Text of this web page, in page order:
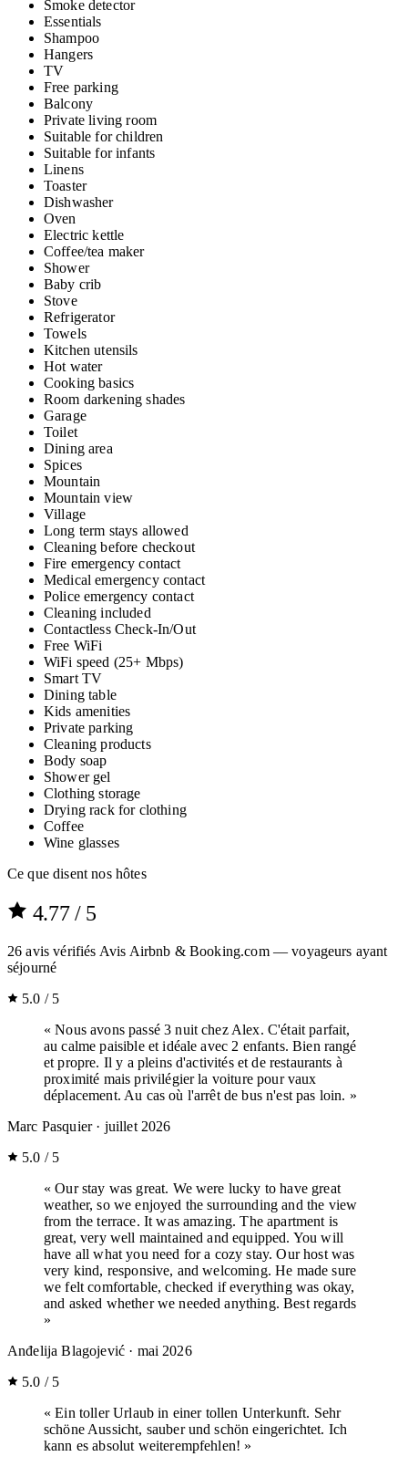
Smoke detector
Essentials
Shampoo
Hangers
TV
Free parking
Balcony
Private living room
Suitable for children
Suitable for infants
Linens
Toaster
Dishwasher
Oven
Electric kettle
Coffee/tea maker
Shower
Baby crib
Stove
Refrigerator
Towels
Kitchen utensils
Hot water
Cooking basics
Room darkening shades
Garage
Toilet
Dining area
Spices
Mountain
Mountain view
Village
Long term stays allowed
Cleaning before checkout
Fire emergency contact
Medical emergency contact
Police emergency contact
Cleaning included
Contactless Check-In/Out
Free WiFi
WiFi speed (25+ Mbps)
Smart TV
Dining table
Kids amenities
Private parking
Cleaning products
Body soap
Shower gel
Clothing storage
Drying rack for clothing
Coffee
Wine glasses
Ce que disent nos hôtes
4.77 / 5
26 avis vérifiés Avis Airbnb & Booking.com — voyageurs ayant
séjourné
5.0 / 5
« Nous avons passé 3 nuit chez Alex. C'était parfait,
au calme paisible et idéale avec 2 enfants. Bien rangé
et propre. Il y a pleins d'activités et de restaurants à
proximité mais privilégier la voiture pour vaux
déplacement. Au cas où l'arrêt de bus n'est pas loin. »
Marc Pasquier· juillet 2026
5.0 / 5
« Our stay was great. We were lucky to have great
weather, so we enjoyed the surrounding and the view
from the terrace. It was amazing. The apartment is
great, very well maintained and equipped. You will
have all what you need for a cozy stay. Our host was
very kind, responsive, and welcoming. He made sure
we felt comfortable, checked if everything was okay,
and asked whether we needed anything. Best regards
»
Anđelija Blagojević · mai 2026
5.0 / 5
« Ein toller Urlaub in einer tollen Unterkunft. Sehr
schöne Aussicht, sauber und schön eingerichtet. Ich
kann es absolut weiterempfehlen! »